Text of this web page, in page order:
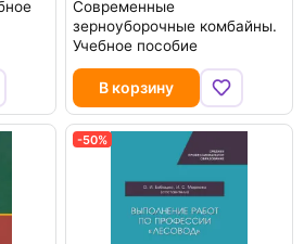
Современные
зерноуборочные комбайны.
Учебное пособие
В корзину
-50%